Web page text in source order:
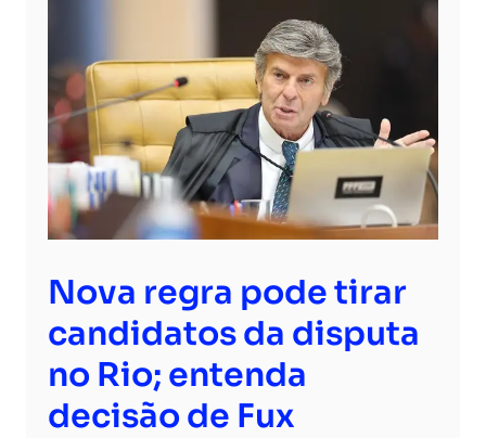
Nova regra pode tirar
candidatos da disputa
no Rio; entenda
decisão de Fux